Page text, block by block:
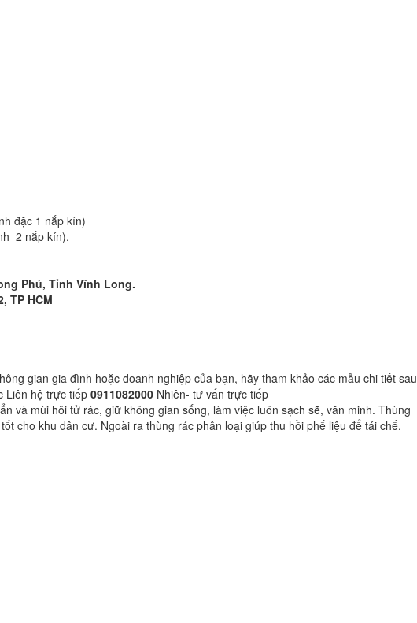
đặc 1 nắp kín)
2 nắp kín).
Phú, Tỉnh Vĩnh Long.
TP HCM
gian gia đình hoặc doanh nghiệp của bạn, hãy tham khảo các mẫu chi tiết sau
Liên hệ trực tiếp 0911082000 Nhiên- tư vấn trực tiếp
và mùi hôi tử rác, giữ không gian sống, làm việc luôn sạch sẽ, văn minh. Thùng
cho khu dân cư. Ngoài ra thùng rác phân loại giúp thu hồi phế liệu để tái chế.